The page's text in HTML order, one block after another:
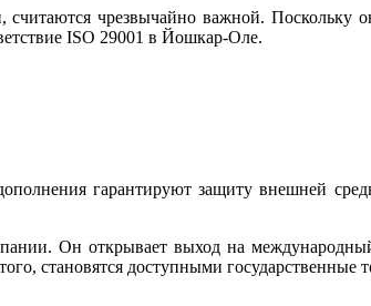
чрезвычайно важной. Поскольку
ISO 29001 в Йошкар-Оле.
гарантируют защиту внешней
Он открывает выход на
становятся доступными